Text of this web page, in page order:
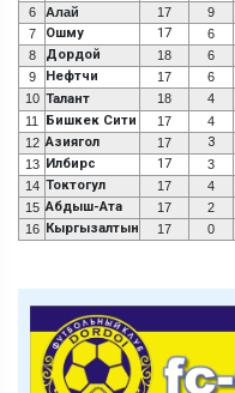
6
Алай 17 9
7
Ошму 17 6
8 Дордой 18 6
9 Нефтчи 17 6
10 Талант 18 4
11
Бишкек Сити 17 4
12 Азиягол 17 3
13 Илбирс 17 3
14 Токтогул 17 4
15 Абдыш-Ата 17 2
16 Кыргызалтын 17 0